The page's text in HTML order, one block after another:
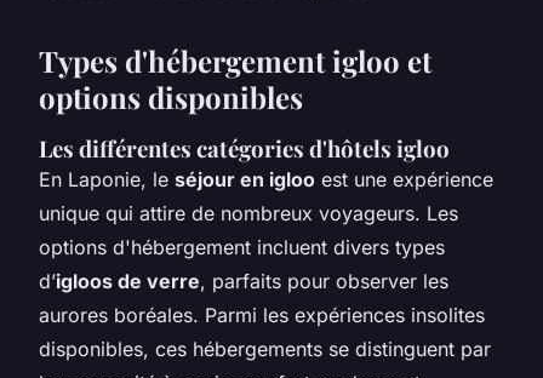
Types d'hébergement igloo et
options disponibles
Les différentes catégories d'hôtels igloo
En Laponie, le séjour en igloo est une expérience
unique qui attire de nombreux voyageurs. Les
options d'hébergement incluent divers types
d’igloos de verre, parfaits pour observer les
aurores boréales. Parmi les expériences insolites
disponibles, ces hébergements se distinguent par